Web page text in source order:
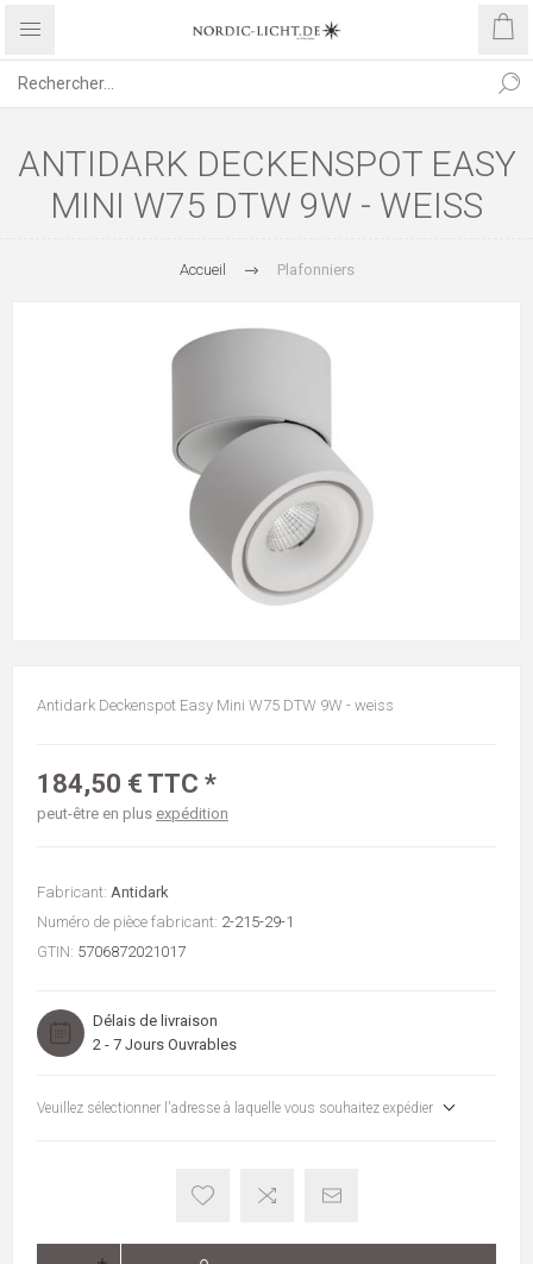
ANTIDARK DECKENSPOT EASY
MINI W75 DTW 9W - WEISS
Accueil Plafonniers
Antidark Deckenspot Easy Mini W75 DTW 9W - weiss
184,50 € TTC *
peut-être en plus expédition
Fabricant: Antidark
Numéro de pièce fabricant: 2-215-29-1
GTIN: 5706872021017
Délais de livraison
2 - 7 Jours Ouvrables
Veuillez sélectionner l'adresse à laquelle vous souhaitez expédier